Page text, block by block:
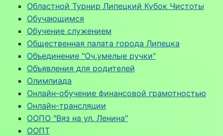
Областной Турнир Липецкий Кубок Чистоты
Обучающимся
Обучение служением
Общественная палата города Липецка
Объединение "Оч.умелые ручки"
Объявления для родителей
Олимпиада
Онлайн-обучение финансовой грамотностью
Онлайн-трансляции
ООПО "Вяз на ул. Ленина"
ООПТ